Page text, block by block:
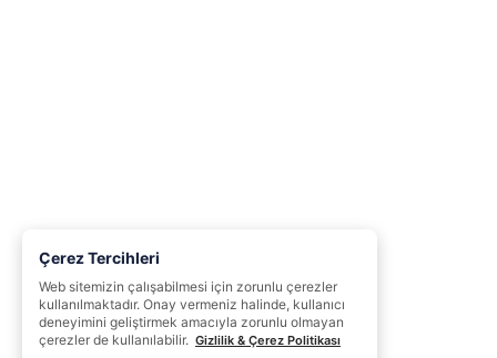
Çerez Tercihleri
Web sitemizin çalışabilmesi için zorunlu çerezler
kullanılmaktadır. Onay vermeniz halinde, kullanıcı
deneyimini geliştirmek amacıyla zorunlu olmayan
çerezler de kullanılabilir. Gizlilik & Çerez Politikası